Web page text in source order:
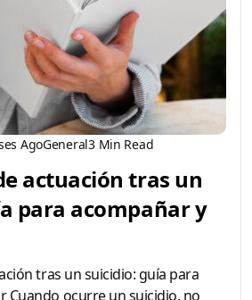
AgoGeneral3 Min Read
actuación tras un
para acompañar y
tras un suicidio: guía para
Cuando ocurre un suicidio, no